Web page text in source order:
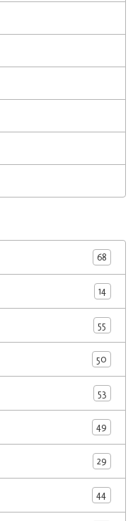
68
14
55
50
53
49
29
44